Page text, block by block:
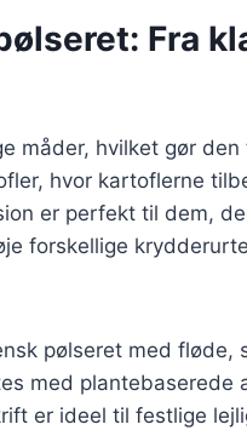
Fra
måder, hvilket gør
hvor kartoflerne
er perfekt til dem,
forskellige
pølseret med fløde,
med plantebaserede
er ideel til festlige